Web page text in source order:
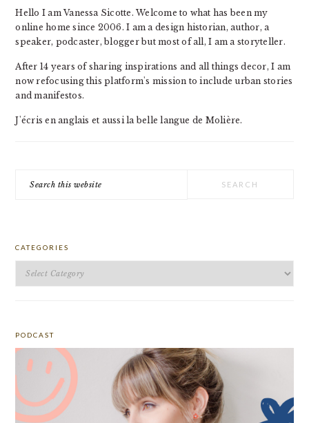
Hello I am Vanessa Sicotte. Welcome to what has been my
online home since 2006. I am a design historian, author, a
speaker, podcaster, blogger but most of all, I am a storyteller.
After 14 years of sharing inspirations and all things decor, I am
now refocusing this platform's mission to include urban stories
and manifestos.
J'écris en anglais et aussi la belle langue de Molière.
this
CATEGORIES
PODCAST